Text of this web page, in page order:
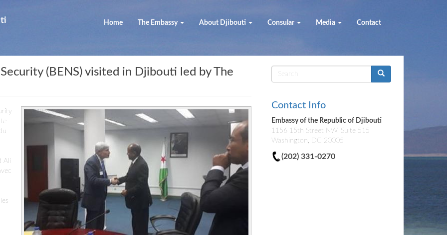
Home The Embassy About Djibouti Consular Media Contact
(BENS) visited in Djibouti led by The
Ali
Search
form
Contact Info
Embassy of the Republic of Djibouti
1156 15th Street NW, Suite 515
Washington, DC 20005
(202) 331-0270